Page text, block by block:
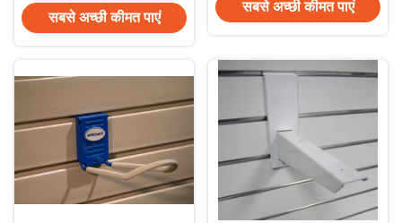
सबसे अच्छी कीमत पाएं
सबसे अच्छी कीमत पाएं